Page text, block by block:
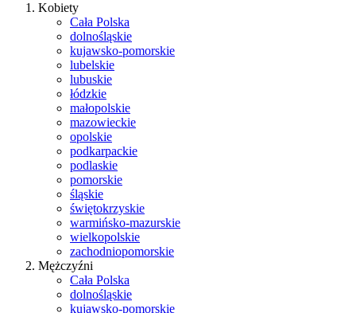
Kobiety
Cała Polska
dolnośląskie
kujawsko-pomorskie
lubelskie
lubuskie
łódzkie
małopolskie
mazowieckie
opolskie
podkarpackie
podlaskie
pomorskie
śląskie
świętokrzyskie
warmińsko-mazurskie
wielkopolskie
zachodniopomorskie
Mężczyźni
Cała Polska
dolnośląskie
kujawsko-pomorskie